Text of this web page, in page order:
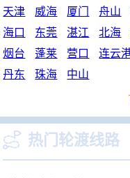
天津 威海 厦门 舟山
海口
东莞 湛江 北海
烟台
蓬莱 营口 连云
丹东
珠海 中山
 热门轮渡线路